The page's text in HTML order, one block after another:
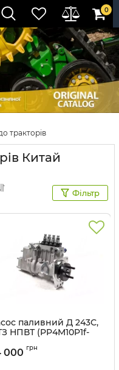
0
тракторів
Китай
Фільтр
паливний Д 243С,
НПВТ (PP4M10P1f-
000 грн